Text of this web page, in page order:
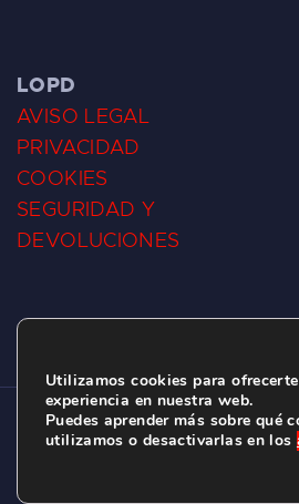
LOPD
AVISO LEGAL
PRIVACIDAD
COOKIES
SEGURIDAD Y
DEVOLUCIONES
CLUB DE SURF LAS DUNAS ©
C/ BERNARDO ÁLVAREZ GALAN
Utilizamos cookies para
experiencia en nuestra web.
Puedes aprender más sobre qué
utilizamos o desactivarlas en los